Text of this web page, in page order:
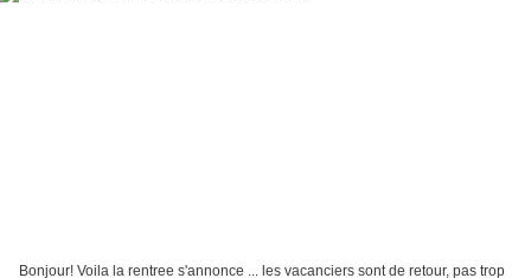
Bonjour! Voila la rentree s'annonce ... les vacanciers sont de retour, pas trop